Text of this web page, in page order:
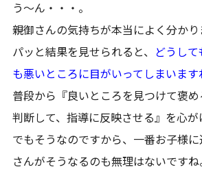
う～ん・・・。
親御さんの気持ちが本当によく分かり
パッと結果を見せられると、 どうし
も悪いところに目がいってしまいます
普段から『良いところを見つけて褒
判断して、指導に反映させる』を心
でもそうなのですから、一番お子様
さんがそうなるのも無理はないですね